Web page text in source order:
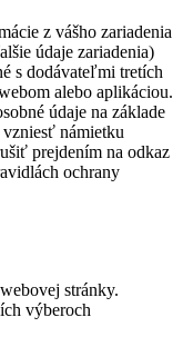
z vášho zariadenia
údaje zariadenia)
s dodávateľmi tretích
alebo aplikáciou.
údaje na základe
námietku
prejdením na odkaz
ochrany
stránky.
výberoch